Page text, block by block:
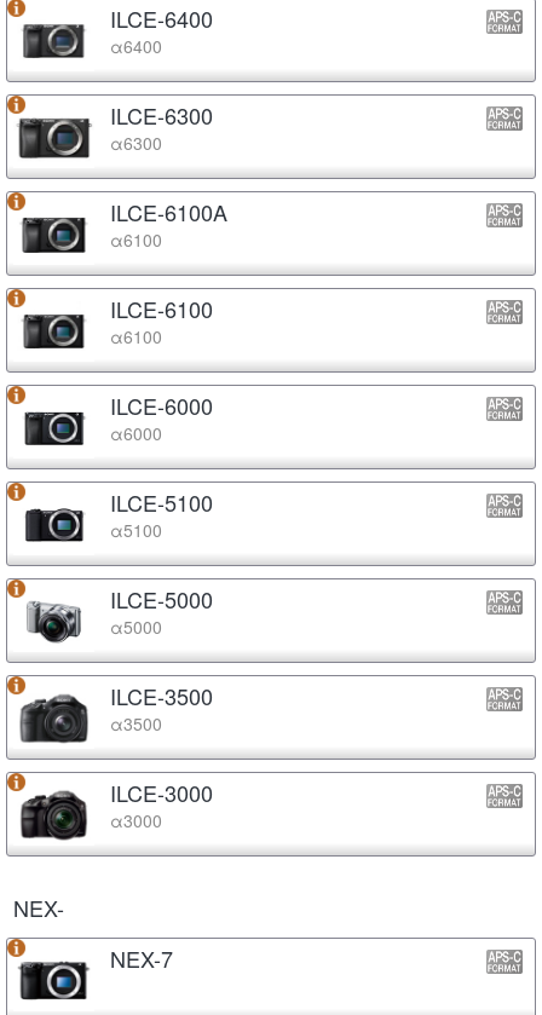
ILCE-6400
α6400
ILCE-6300
α6300
ILCE-6100A
α6100
ILCE-6100
α6100
ILCE-6000
α6000
ILCE-5100
α5100
ILCE-5000
α5000
ILCE-3500
α3500
ILCE-3000
α3000
NEX-
NEX-7